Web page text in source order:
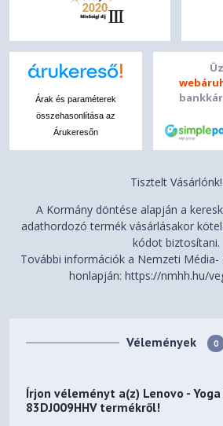
Base Warranty
Included Upgrade
with
Depot/
ACCESSORIES
CERTIFICATIONS
Green Certifications
ErP
Árak és paraméterek
összehasonlítása az
Árukeresőn
Tisztelt Vásárlónk!
A Kormány döntése alapján a
adathordozó termék vásárlásakor
kódot biztosítani.
További információk a Nemzeti Média-
honlapján: https://nmhh.hu/
Vélemények 0
Írjon véleményt a(z) Lenovo -
83DJ009HHVtermékről!